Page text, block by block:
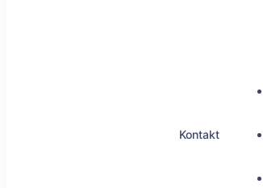
Kontakt